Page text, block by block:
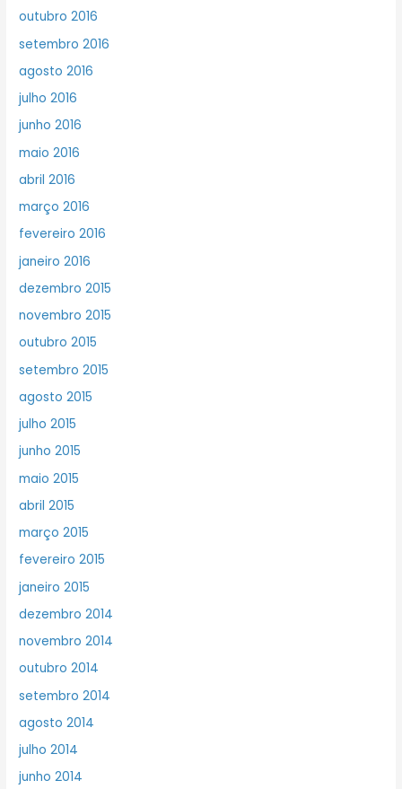
outubro 2016
setembro 2016
agosto 2016
julho 2016
junho 2016
maio 2016
abril 2016
março 2016
fevereiro 2016
janeiro 2016
dezembro 2015
novembro 2015
outubro 2015
setembro 2015
agosto 2015
julho 2015
junho 2015
maio 2015
abril 2015
março 2015
fevereiro 2015
janeiro 2015
dezembro 2014
novembro 2014
outubro 2014
setembro 2014
agosto 2014
julho 2014
junho 2014